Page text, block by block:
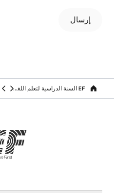
إرسال
Home EF السنة الدراسية لتعلم اللغة في الخارج